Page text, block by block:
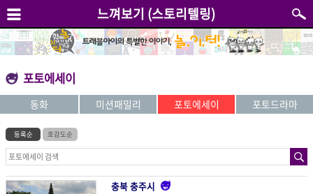
느껴보기 (스토리텔링)
포토에세이
동화 미션패밀리 포토에세이 포토드라마
등록순 호감도순
충북 충주시